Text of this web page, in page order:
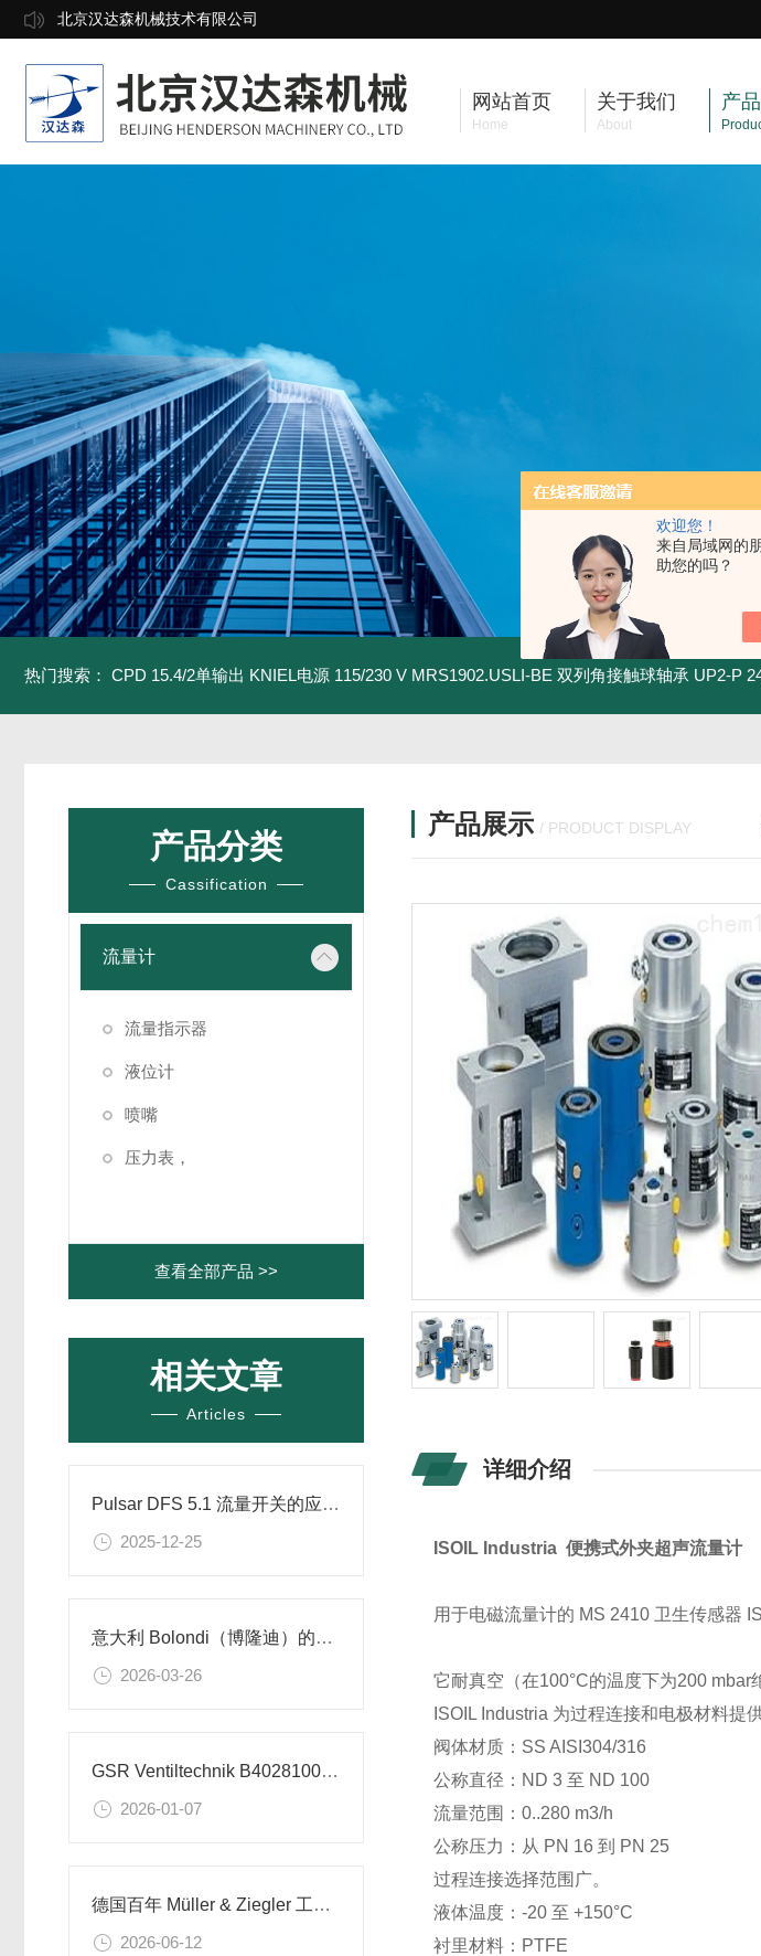
欢迎您！
来自局域网的
助您的吗？
北京汉达森机械技术有限公司
网站首页
Home
关于我们
About
产
热门搜索： CPD 15.4/2单输出 KNIEL电源 115/230 V MRS1902.USLI-BE 双列角接触球轴承 UP2-P
产品分类
Cassification
流量计
流量指示器
液位计
喷嘴
压力表，
查看全部产品 >>
相关文章
Articles
Pulsar DFS 5.1 流量开关的应用和参数详情
2025-12-25
意大利 Bolondi（博隆迪）的应用场景以及产品推荐
2026-03-26
GSR Ventiltechnik B40281002.032X 截止阀的技术参数
2026-01-07
德国百年 Müller & Ziegler 工业测量元器件，多场景测控稳定可靠
2026-06-12
产品展示 / PRODUCT DISPLAY
详细介绍
ISOIL Industria 便携式外夹超声流量计
用于电磁流量计的 MS 2410 卫生传感器
它耐真空（在100°C的温度下为200 mbar
ISOIL Industria 为过程连接和电极材料提
阀体材质：SS AISI304/316
公称直径：ND 3 至 ND 100
流量范围：0..280 m3/h
公称压力：从 PN 16 到 PN 25
过程连接选择范围广。
液体温度：-20 至 +150°C
衬里材料：PTFE